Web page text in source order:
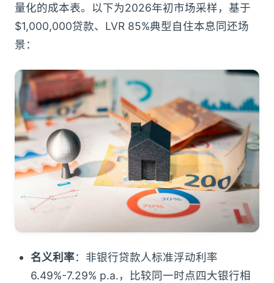
量化的成本表。以下为2026年初市场采样，基于
$1,000,000贷款、LVR 85%典型自住本息同还场
景：
名义利率：非银行贷款人标准浮动利率
6.49%-7.29% p.a.，比较同一时点四大银行相